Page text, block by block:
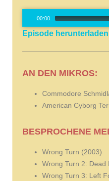
00:00
Episode herunterladen
AN DEN MIKROS:
Commodore
American Cyborg
BESPROCHENE
Wrong Turn (2003)
Wrong Turn 2: Dead
Wrong Turn 3: Left